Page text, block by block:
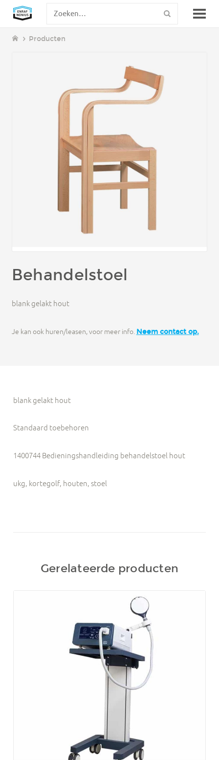
Producten
Behandelstoel
blank gelakt hout
Je kan ook huren/leasen, voor meer info. Neem contact op.
blank gelakt hout
Standaard toebehoren
1400744 Bedieningshandleiding behandelstoel hout
ukg, kortegolf, houten, stoel
Gerelateerde producten